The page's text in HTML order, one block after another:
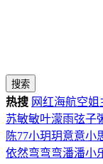
搜索
热搜 网红海航空姐
苏敏敏叶濛雨弦子
陈77小玥玥意意小
依然弯弯弯潘潘小